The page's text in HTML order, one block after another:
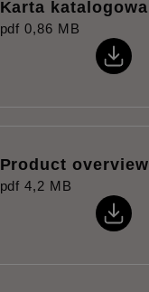
Karta katalogowa
pdf 0,86 MB
Product overview
pdf 4,2 MB